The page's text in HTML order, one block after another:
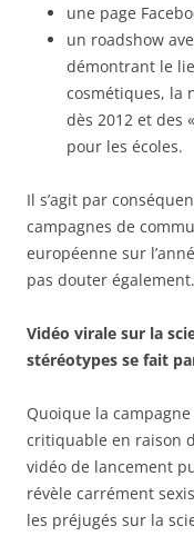
une page
un roadshow
démontrant le
cosmétiques, la
dès 2012 et des
pour les écoles.
Il s’agit par
campagnes de
européenne sur
pas douter
Vidéo virale sur la
stéréotypes se fait
Quoique la
critiquable en raison
vidéo de lancement
révèle carrément
les préjugés sur la